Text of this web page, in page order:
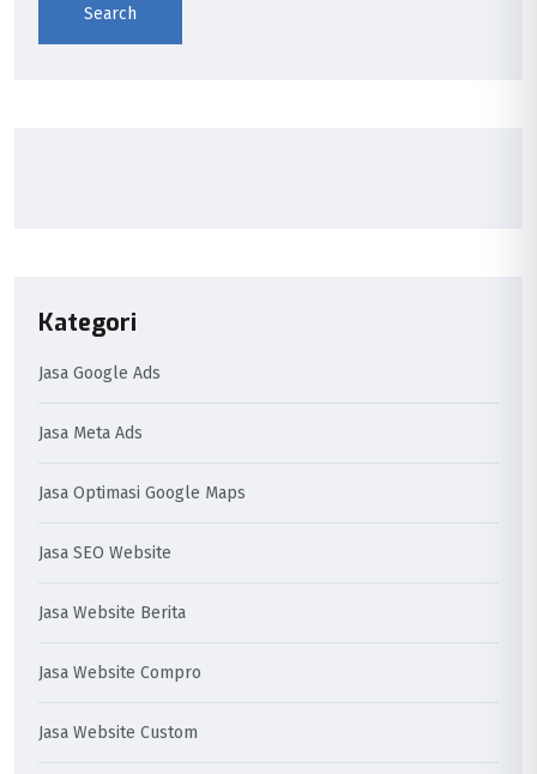
Search
Kategori
Jasa Google Ads
Jasa Meta Ads
Jasa Optimasi Google Maps
Jasa SEO Website
Jasa Website Berita
Jasa Website Compro
Jasa Website Custom